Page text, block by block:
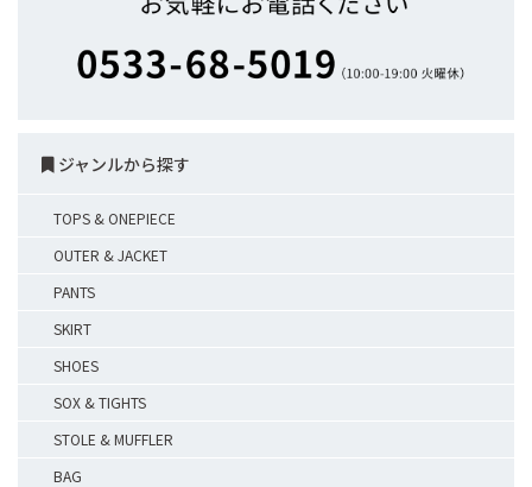
ジャンルから探す
TOPS & ONEPIECE
OUTER & JACKET
PANTS
SKIRT
SHOES
SOX & TIGHTS
STOLE & MUFFLER
BAG